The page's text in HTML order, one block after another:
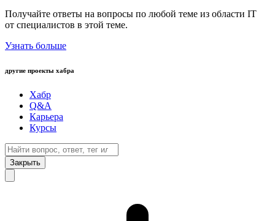
Получайте ответы на вопросы по любой теме из области IT
от специалистов в этой теме.
Узнать больше
другие проекты хабра
Хабр
Q&A
Карьера
Курсы
Закрыть